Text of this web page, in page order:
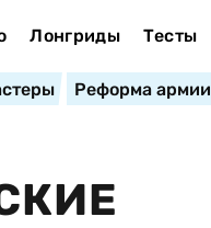
Лонгриды Тесты
Реформа армии